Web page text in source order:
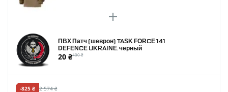
ПВХ Патч (шеврон) TASK FORCE 141
DEFENCE UKRAINE. чёрный
20 ₴400 ₴
-825 ₴ 2 574 ₴